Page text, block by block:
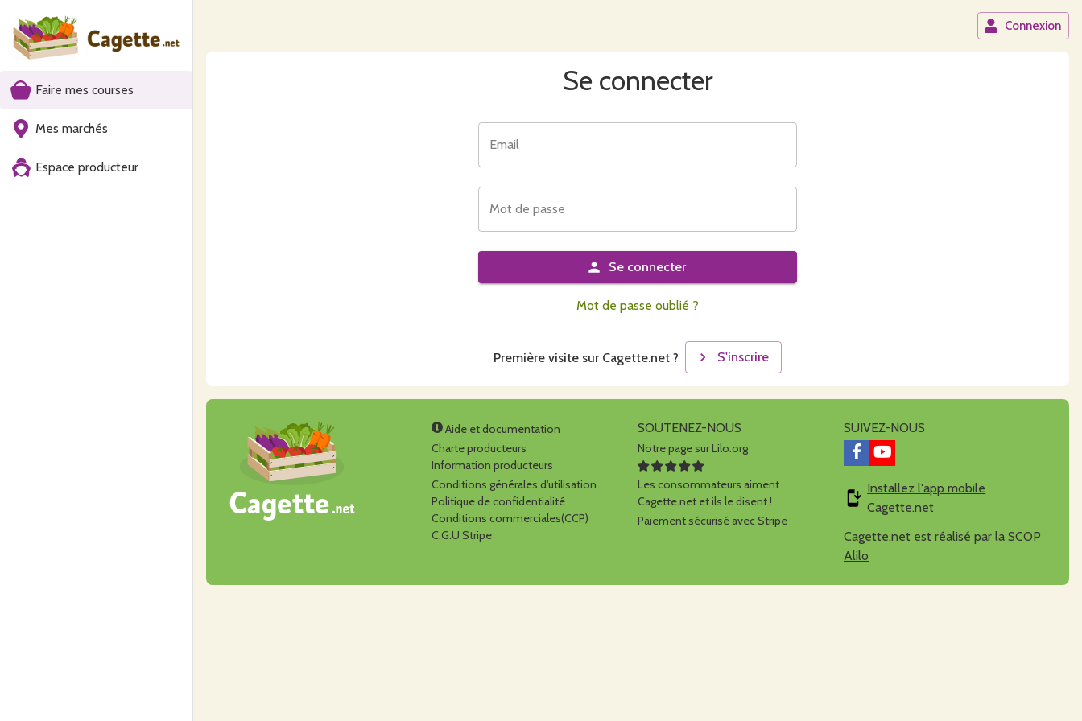
Faire mes courses
Mes marchés
Espace producteur
Connexion
Se connecter
Email
Mot de passe
Se connecter
Mot de passe oublié ?
Première visite sur Cagette.net ? S'inscrire
Aide et documentation
Charte producteurs
Information producteurs
Conditions générales d'utilisation
Politique de confidentialité
Conditions commerciales(CCP)
C.G.U Stripe
SOUTENEZ-NOUS
Notre page sur Lilo.org
Les consommateurs aiment
Cagette.net et ils le disent !
Paiement sécurisé avec Stripe
SUIVEZ-NOUS
Installez l'app mobile
Cagette.net
Cagette.net est réalisé par la SCOP
Alilo